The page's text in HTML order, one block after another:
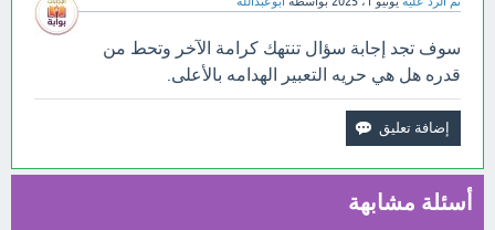
سوف تجد إجابة سؤال تنتهك كرامة الآخر وتحط من
قدره هل هي حريه التعبير الهدامه بالأعلى.
أسئلة مشابهة